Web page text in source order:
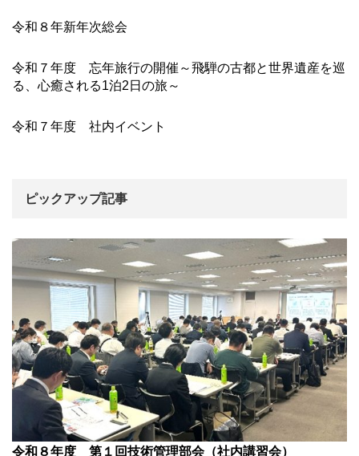
令和８年新年次総会
令和７年度 忘年旅行の開催～飛騨の古都と世界遺産を巡
る、心癒される1泊2日の旅～
令和７年度 社内イベント
ピックアップ記事
令和８年度 第１回技術管理部会（社内講習会）